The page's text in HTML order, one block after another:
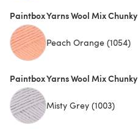
Paintbox Yarns Wool Mix Chunky
Peach Orange (1054)
Paintbox Yarns Wool Mix Chunky
Misty Grey (1003)